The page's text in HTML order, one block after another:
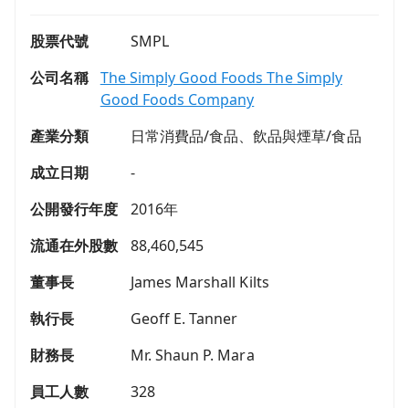
股票代號
SMPL
公司名稱 The Simply Good Foods The Simply
Good Foods Company
產業分類
日常消費品/食品、飲品與煙草/食品
成立日期
-
公開發行年度
2016年
流通在外股數
88,460,545
董事長
James Marshall Kilts
執行長
Geoff E. Tanner
財務長
Mr. Shaun P. Mara
員工人數
328